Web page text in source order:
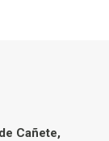
Cañete,